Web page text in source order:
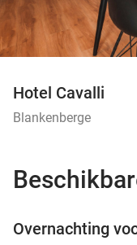
Hotel Cavalli
Blankenberge
Overnachting